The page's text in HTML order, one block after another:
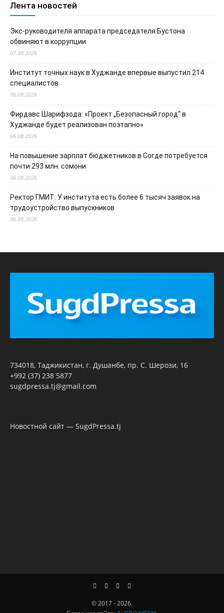
Лента новостей
Экс-руководителя аппарата председателя Бустона
обвиняют в коррупции
07.08.2026
Институт точных наук в Худжанде впервые выпустил 214
специалистов
06.08.2026
Фирдавс Шарифзода: «Проект „Безопасный город“ в
Худжанде будет реализован поэтапно»
06.08.2026
На повышение зарплат бюджетников в Согде потребуется
почти 293 млн. сомони
06.08.2026
Ректор ГМИТ: У института есть более 6 тысяч заявок на
трудоустройство выпускников
06.08.2026
734018, Таджикистан, г. Душанбе, пр. С. Шерози, 16
+992 (37) 238 5877
sugdpressa.tj@gmail.com
Новостной сайт — SugdPressa.tj
© 2017 - 2026.